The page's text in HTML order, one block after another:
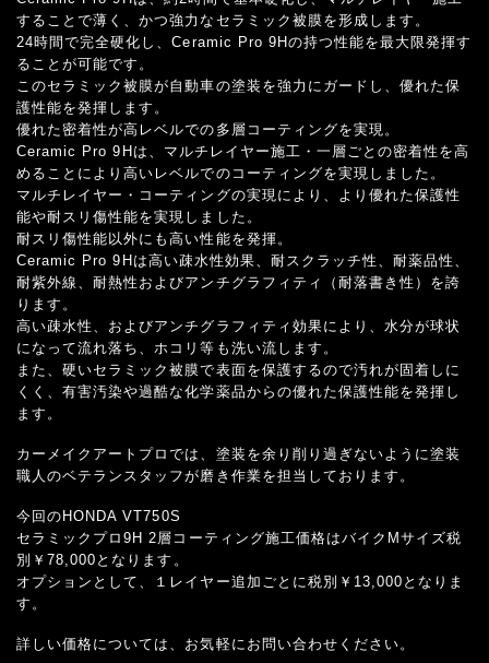
することで薄く、かつ強力なセラミック被膜を形成します。
24時間で完全硬化し、Ceramic Pro 9Hの持つ性能を最大限発揮す
ることが可能です。
このセラミック被膜が自動車の塗装を強力にガードし、優れた保
護性能を発揮します。
優れた密着性が高レベルでの多層コーティングを実現。
Ceramic Pro 9Hは、マルチレイヤー施工・一層ごとの密着性を高
めることにより高いレベルでのコーティングを実現しました。
マルチレイヤー・コーティングの実現により、より優れた保護性
能や耐スリ傷性能を実現しました。
耐スリ傷性能以外にも高い性能を発揮。
Ceramic Pro 9Hは高い疎水性効果、耐スクラッチ性、耐薬品性、
耐紫外線、耐熱性およびアンチグラフィティ（耐落書き性）を誇
ります。
高い疎水性、およびアンチグラフィティ効果により、水分が球状
になって流れ落ち、ホコリ等も洗い流します。
また、硬いセラミック被膜で表面を保護するので汚れが固着しに
くく、有害汚染や過酷な化学薬品からの優れた保護性能を発揮し
ます。
カーメイクアートプロでは、塗装を余り削り過ぎないように塗装
職人のベテランスタッフが磨き作業を担当しております。
今回のHONDA VT750S
セラミックプロ9H 2層コーティング施工価格はバイクMサイズ税
別￥78,000となります。
オプションとして、１レイヤー追加ごとに税別￥13,000となりま
す。
詳しい価格については、お気軽にお問い合わせください。